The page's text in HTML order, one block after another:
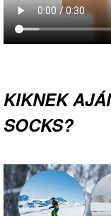
KIKNEK
SOCKS?